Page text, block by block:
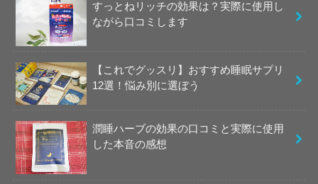
すっとねリッチの効果は？実際に使用し
ながら口コミします
【これでグッスリ】おすすめ睡眠サプリ
12選！悩み別に選ぼう
潤睡ハーブの効果の口コミと実際に使用
した本音の感想